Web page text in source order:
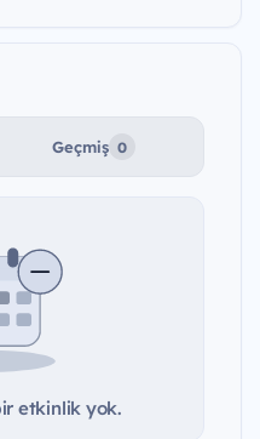
Geçmiş 0
etkinlik yok.